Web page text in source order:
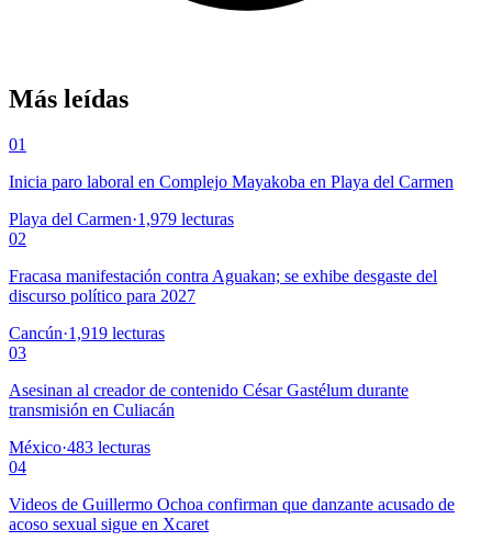
Más leídas
01
Inicia paro laboral en Complejo Mayakoba en Playa del Carmen
Playa del Carmen·1,979 lecturas
02
Fracasa manifestación contra Aguakan; se exhibe desgaste del
discurso político para 2027
Cancún·1,919 lecturas
03
Asesinan al creador de contenido César Gastélum durante
transmisión en Culiacán
México·483 lecturas
04
Videos de Guillermo Ochoa confirman que danzante acusado de
acoso sexual sigue en Xcaret